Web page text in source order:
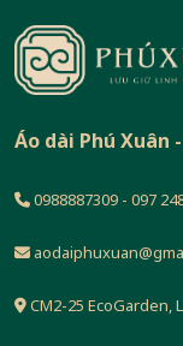
Áo dài Phú Xuân
0988887309 - 097
CM2-25 EcoGarden,